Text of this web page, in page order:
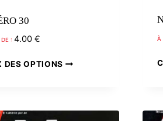
30
DE : 4.00 €
DES OPTIONS
plusieurs
À